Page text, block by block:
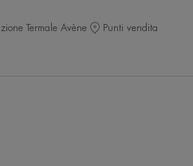
Termale Avène Punti vendita